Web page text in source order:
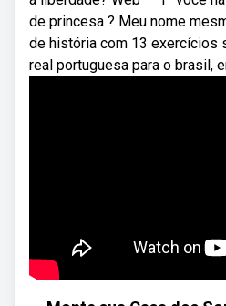
de princesa ? Meu nome
de história com 13 exercícios
real portuguesa para o brasil,